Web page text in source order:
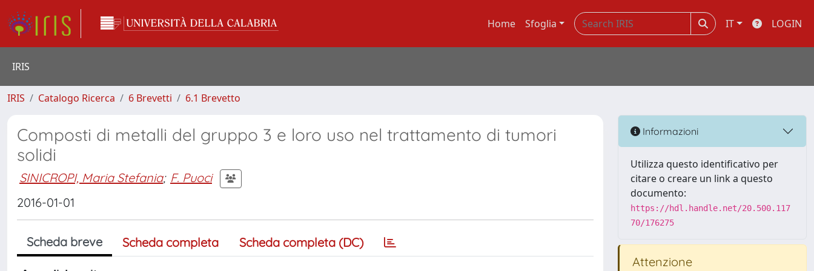
Home Sfoglia IT LOGIN
IRIS
IRIS Catalogo Ricerca 6 Brevetti 6.1 Brevetto
Composti di metalli del gruppo 3 e loro uso nel trattamento di tumori
solidi
SINICROPI, Maria Stefania; F. Puoci
2016-01-01
Scheda breve Scheda completa Scheda completa (DC)
Informazioni
Utilizza questo identificativo per
citare o creare un link a questo
documento:
https://hdl.handle.net/20.500.117
70/176275
Attenzione